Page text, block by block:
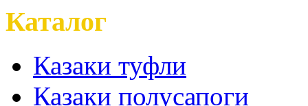
Каталог
Казаки туфли
Казаки полусапоги